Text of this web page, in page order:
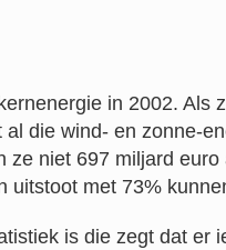
in 2002. Als
al die wind- en zonne-
ze niet 697 miljard
uitstoot met 73%
is die zegt dat er